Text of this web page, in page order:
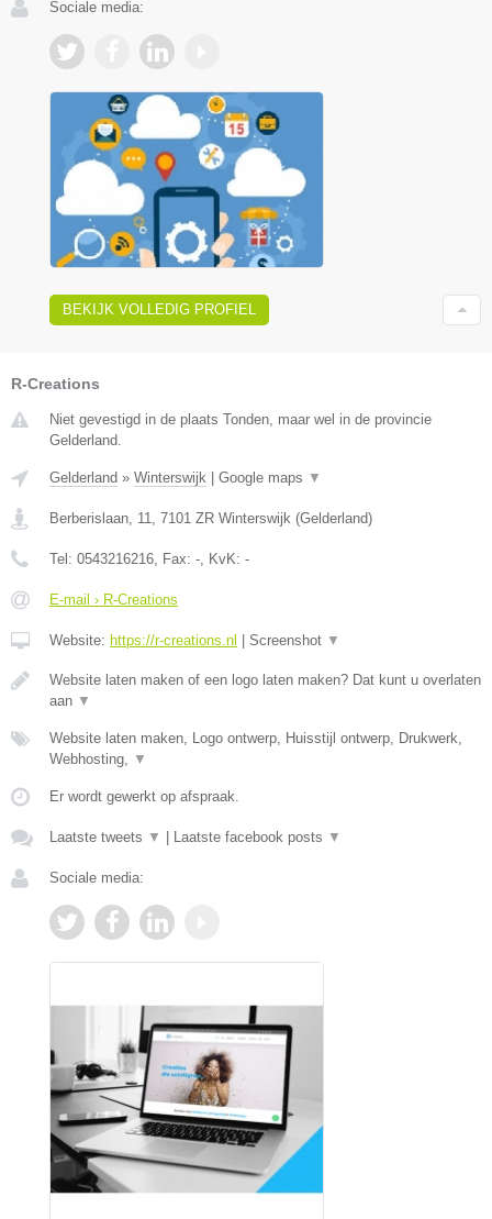
Sociale media:
BEKIJK VOLLEDIG PROFIEL
R-Creations
Niet gevestigd in de plaats Tonden, maar wel in de provincie
Gelderland.
Gelderland » Winterswijk | Google maps ▼
Berberislaan, 11 7101 ZR Winterswijk (Gelderland)
Tel: 0543216216 , Fax: - , KvK: -
E-mail › R-Creations
Website: https://r-creations.nl | Screenshot ▼
Website laten maken of een logo laten maken? Dat kunt u overlaten
aan ▼
Website laten maken, Logo ontwerp, Huisstijl ontwerp, Drukwerk,
Webhosting,
▼
Er wordt gewerkt op afspraak.
Laatste tweets ▼ | Laatste facebook posts ▼
Sociale media: